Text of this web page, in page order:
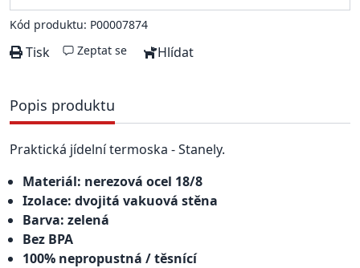
Kód produktu: P00007874
Tisk Zeptat se Hlídat
Popis produktu
Praktická jídelní termoska - Stanely.
Materiál: nerezová ocel 18/8
Izolace: dvojitá vakuová stěna
Barva: zelená
Bez BPA
100% nepropustná / těsnící